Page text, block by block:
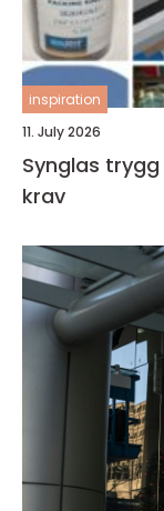
inspiration
11. July 2026
Synglas trygg insyn i processer med höga
krav